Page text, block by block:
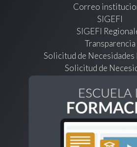
Correo
SIGEFI
SIGEFI
Transparencia
Solicitud de Necesidades
Solicitud de